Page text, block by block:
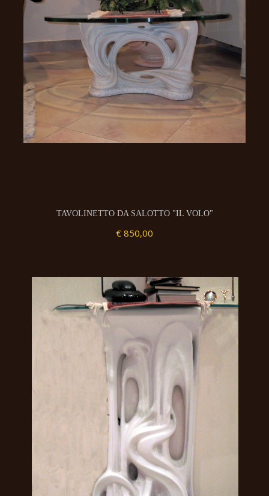
TAVOLINETTO DA SALOTTO "IL VOLO"
€ 850,00